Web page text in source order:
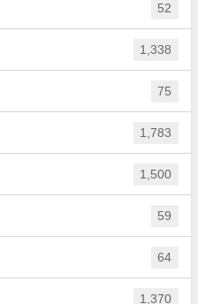
52
1,338
75
1,783
1,500
59
64
1,370